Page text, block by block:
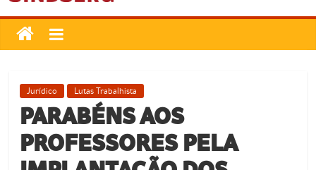
SindSerg
Guamaré
Sindicato
dos
Servidores
Públicos
Municipais
Jurídico Lutas Trabalhista
PARABÉNS AOS
PROFESSORES PELA